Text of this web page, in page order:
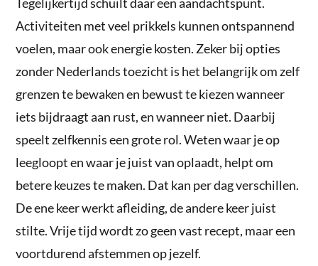
Activiteiten met veel prikkels kunnen ontspannend
voelen, maar ook energie kosten. Zeker bij opties
zonder Nederlands toezicht is het belangrijk om zelf
grenzen te bewaken en bewust te kiezen wanneer
iets bijdraagt aan rust, en wanneer niet. Daarbij
speelt zelfkennis een grote rol. Weten waar je op
leegloopt en waar je juist van oplaadt, helpt om
betere keuzes te maken. Dat kan per dag verschillen.
De ene keer werkt afleiding, de andere keer juist
stilte. Vrije tijd wordt zo geen vast recept, maar een
voortdurend afstemmen op jezelf.